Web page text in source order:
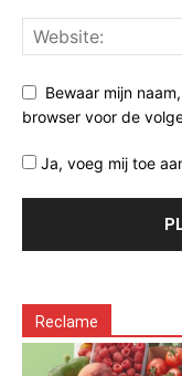
Bewaar mijn
browser voor de
Ja, voeg mij toe
Reclame